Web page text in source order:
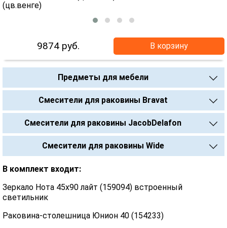
9874 руб. В корзину
Предметы для мебели
Смесители для раковины Bravat
Смесители для раковины JacobDelafon
Смесители для раковины Wide
В комплект входит:
Зеркало Нота 45х90 лайт (159094) встроенный
светильник
Раковина-столешница Юнион 40 (154233)